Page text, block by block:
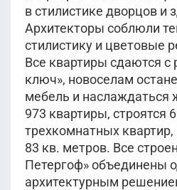
в стилистике дворцов и
Архитекторы соблюли
стилистику и цветовые
Все квартиры сдаются с
ключ», новоселам
мебель и
973 квартиры, строятся
трехкомнатных
83 кв. метров. Все
Петергоф» объединены
архитектурным